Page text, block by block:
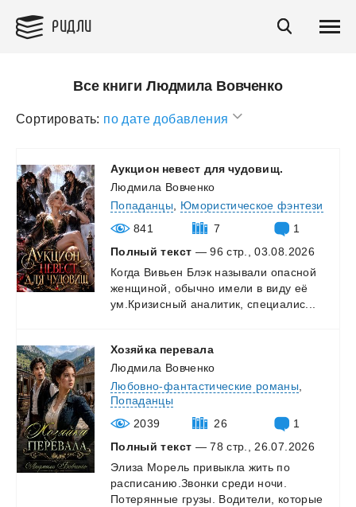
РИДЛИ
Все книги Людмила Вовченко
Сортировать: по дате добавления
Аукцион невест для чудовищ.
Людмила Вовченко
Попаданцы
Юмористическое фэнтези
841
7
1
Полный текст — 96 стр., 03.08.2026
Когда Вивьен Блэк называли опасной
женщиной,
обычно имели в виду её
ум.Кризисный аналитик, специалис...
Хозяйка перевала
Людмила Вовченко
Любовно-фантастические романы
Попаданцы
2039
26
1
Полный текст — 78 стр., 26.07.2026
Элиза Морель привыкла жить по
расписанию.Звонки среди ночи.
Потерянные грузы. Водители, которые